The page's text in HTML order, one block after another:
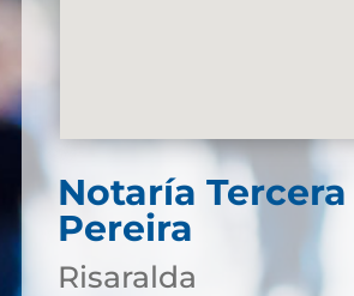
Notaría
Pereira
Risaralda